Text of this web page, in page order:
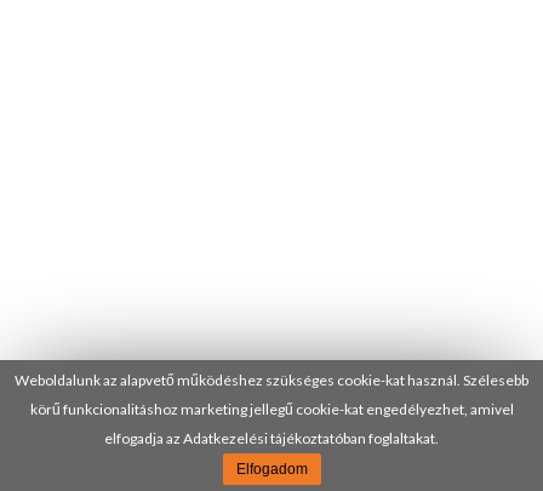
Weboldalunk az alapvető működéshez szükséges cookie-kat használ. Szélesebb
körű funkcionalitáshoz marketing jellegű cookie-kat engedélyezhet, amivel
elfogadja az Adatkezelési tájékoztatóban foglaltakat.
Elfogadom